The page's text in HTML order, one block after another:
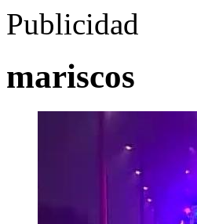
Publicidad
mariscos